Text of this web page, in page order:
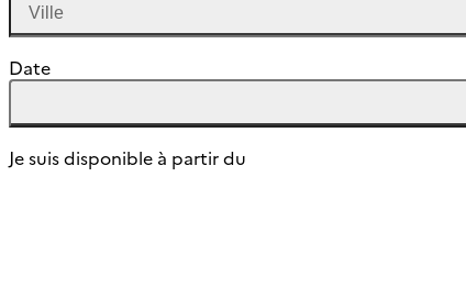
Date
Je suis disponible à partir du